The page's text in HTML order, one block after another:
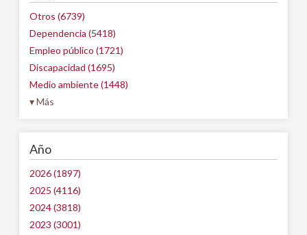
Otros (6739)
Dependencia (5418)
Empleo público (1721)
Discapacidad (1695)
Medio ambiente (1448)
▾ Más
Año
2026 (1897)
2025 (4116)
2024 (3818)
2023 (3001)